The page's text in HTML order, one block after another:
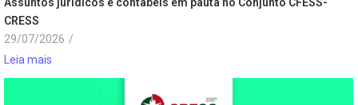
CRESS
29/07/2026 /
Leia mais